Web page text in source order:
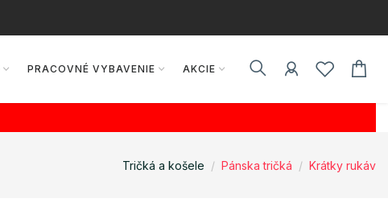
PRACOVNÉ VYBAVENIE AKCIE
Tričká a košele Pánska tričká Krátky rukáv